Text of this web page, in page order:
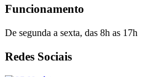
Funcionamento
De segunda a sexta, das 8h as 17h
Redes Sociais